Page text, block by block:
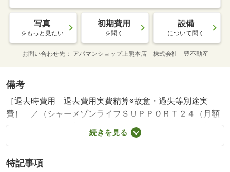
写真
をもっと見たい
初期費用
を聞く
設備
について聞く
お問い合わせ先 アパマンショップ上熊本店 株式会社 豊不動産
備考
［退去時費用 退去費用実費精算※故意・過失等別途実
費］ ／（シャーメゾンライフＳＵＰＰＯＲＴ２４（月額
１３２０円）に加入して頂きます。／（諸費用及び、契約
に要する費用は別途打合せ／●（家賃保証システムのご利
約は礼金１ヶ月追加 ＮＯ：９７３６６２３９・賃貸保証
続きを見る
特記事項